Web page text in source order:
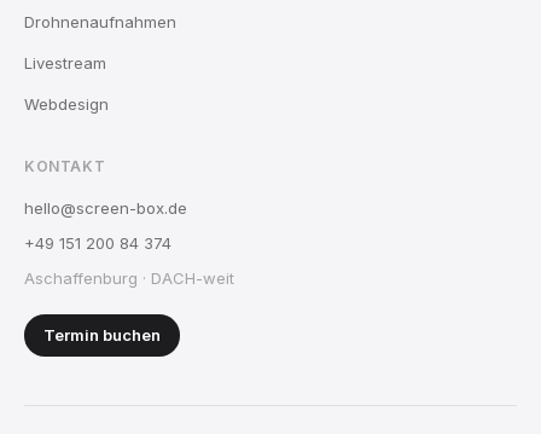
Drohnenaufnahmen
Livestream
Webdesign
KONTAKT
hello@screen-box.de
+49 151 200 84 374
Aschaffenburg · DACH-weit
Termin buchen